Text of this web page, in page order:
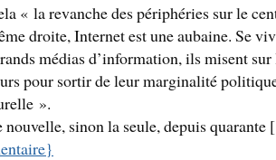
« la revanche des périphéries sur le
droite, Internet est une aubaine. Se
médias d’information, ils misent sur
pour sortir de leur marginalité
».
sinon la seule, depuis quarante
}